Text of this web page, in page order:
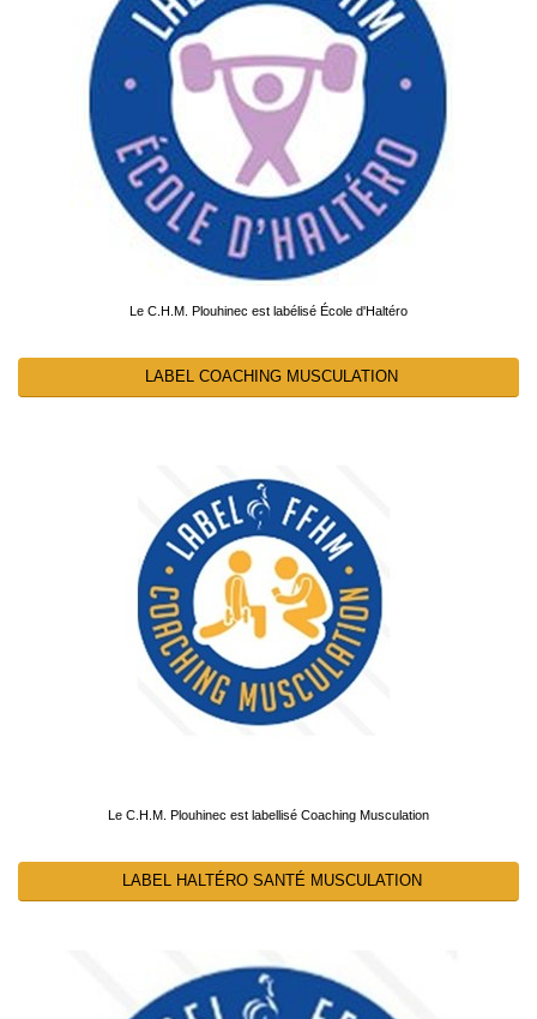
Le C.H.M. Plouhinec est labélisé École d'Haltéro
LABEL COACHING MUSCULATION
Le C.H.M. Plouhinec est labellisé Coaching Musculation
LABEL HALTÉRO SANTÉ MUSCULATION